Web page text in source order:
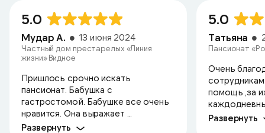
5.0
Мудар А. 13 июня 2024
Частный дом престарелых «Линия
жизни» Видное
Пришлось срочно искать
пансионат. Бабушка с
гастростомой. Бабушке все очень
нравится. Она выражает ...
Развернуть
5.0
Татьяна
Пансионат
Очень
помощь ,за
Развернуть